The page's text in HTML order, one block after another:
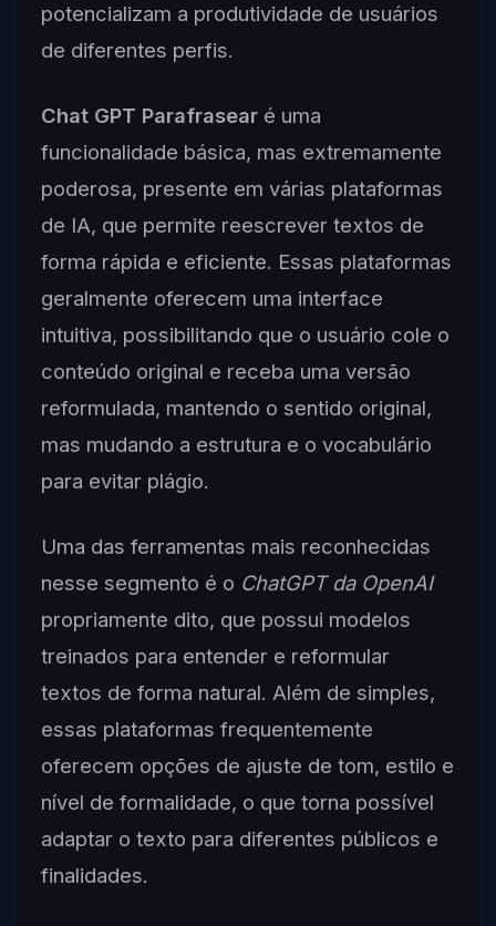
potencializam a produtividade de usuários
de diferentes perfis.
Chat GPT Parafrasearé uma
funcionalidade básica, mas extremamente
poderosa, presente em várias plataformas
de IA, que permite reescrever textos de
forma rápida e eficiente. Essas plataformas
geralmente oferecem uma interface
intuitiva, possibilitando que o usuário cole o
conteúdo original e receba uma versão
reformulada, mantendo o sentido original,
mas mudando a estrutura e o vocabulário
para evitar plágio.
Uma das ferramentas mais reconhecidas
nesse segmento é o ChatGPT da OpenAI
propriamente dito, que possui modelos
treinados para entender e reformular
textos de forma natural. Além de simples,
essas plataformas frequentemente
oferecem opções de ajuste de tom, estilo e
nível de formalidade, o que torna possível
adaptar o texto para diferentes públicos e
finalidades.